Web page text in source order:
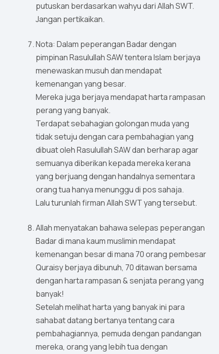
putuskan berdasarkan wahyu dari Allah SWT.
Jangan pertikaikan.
Nota: Dalam peperangan Badar dengan
pimpinan Rasulullah SAW tentera Islam berjaya
menewaskan musuh dan mendapat
kemenangan yang besar.
Mereka juga berjaya mendapat harta rampasan
perang yang banyak.
Terdapat sebahagian golongan muda yang
tidak setuju dengan cara pembahagian yang
dibuat oleh Rasulullah SAW dan berharap agar
semuanya diberikan kepada mereka kerana
yang berjuang dengan handalnya sementara
orang tua hanya menunggu di pos sahaja.
Lalu turunlah firman Allah SWT yang tersebut.
Allah menyatakan bahawa selepas peperangan
Badar di mana kaum muslimin mendapat
kemenangan besar di mana 70 orang pembesar
Quraisy berjaya dibunuh, 70 ditawan bersama
dengan harta rampasan & senjata perang yang
banyak!
Setelah melihat harta yang banyak ini para
sahabat datang bertanya tentang cara
pembahagiannya, pemuda dengan pandangan
mereka, orang yang lebih tua dengan